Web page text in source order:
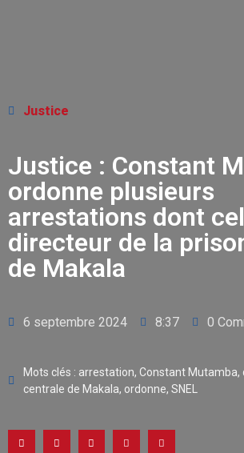
Justice
Justice : Constant
ordonne plusieurs
arrestations dont
directeur de la
de Makala
6 septembre 2024 8:37 0
Mots clés : arrestation, Constant Mutamba,
centrale de Makala, ordonne, SNEL